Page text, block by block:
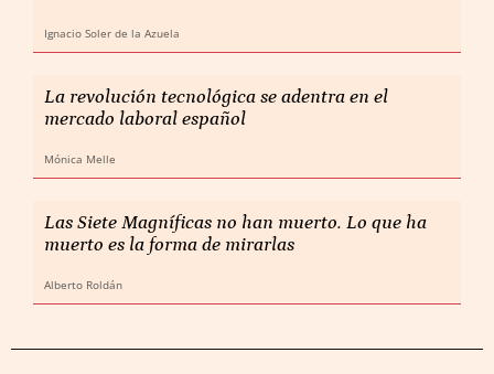
Ignacio Soler de la Azuela
La revolución tecnológica se adentra en el
mercado laboral español
Mónica Melle
Las Siete Magníficas no han muerto. Lo que ha
muerto es la forma de mirarlas
Alberto Roldán